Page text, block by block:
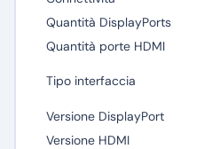
Quantità DisplayPorts
Quantità porte HDMI
Tipo interfaccia
Versione DisplayPort
Versione HDMI